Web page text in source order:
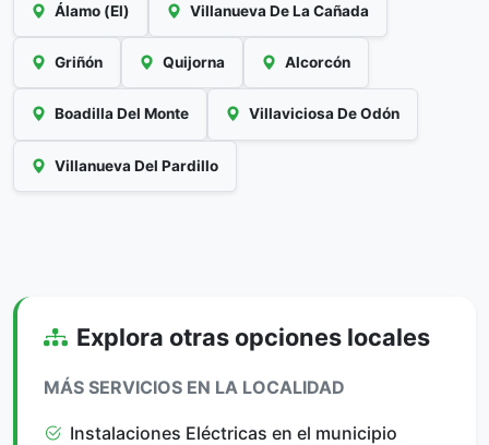
Álamo (El) Villanueva De La Cañada
Griñón Quijorna Alcorcón
Boadilla Del Monte Villaviciosa De Odón
Villanueva Del Pardillo
Explora otras opciones locales
MÁS SERVICIOS EN LA LOCALIDAD
Instalaciones Eléctricas en el municipio